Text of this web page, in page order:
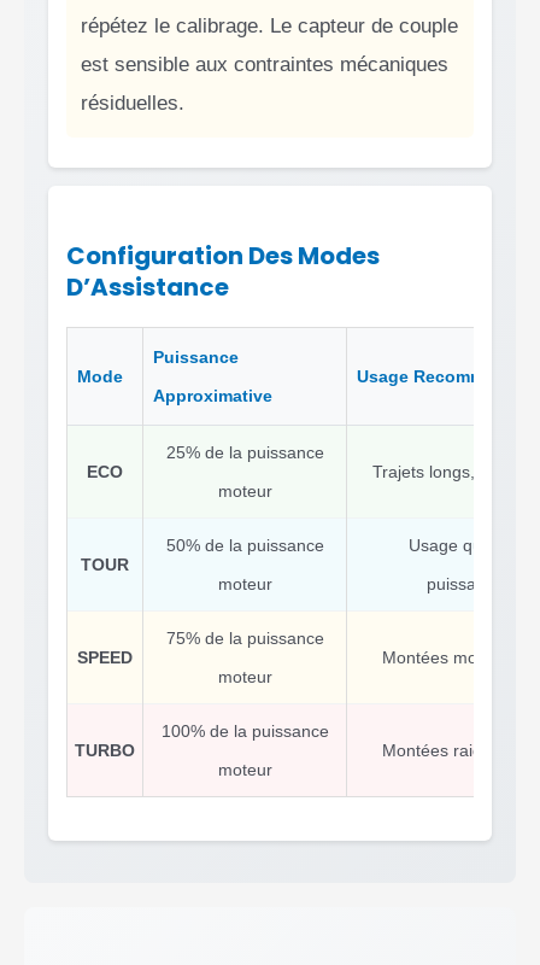
répétez le calibrage. Le capteur de couple
est sensible aux contraintes mécaniques
résiduelles.
Configuration Des Modes
D’Assistance
Mode
Puissance
Approximative
Usage Recommandé
ECO
25% de la puissance
moteur
Trajets longs,
TOUR
50% de la puissance
moteur
Usage
puissance/
SPEED
75% de la puissance
moteur
Montées
TURBO
100% de la puissance
moteur
Montées raides,